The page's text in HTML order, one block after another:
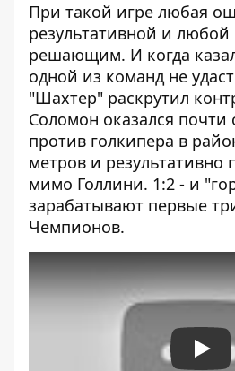
При такой игре любая
результативной и любой
решающим. И когда
одной из команд не
"Шахтер" раскрутил
Соломон оказался почти
против голкипера в
метров и результативно
мимо Голлини. 1:2 - и
зарабатывают первые
Чемпионов.
Play